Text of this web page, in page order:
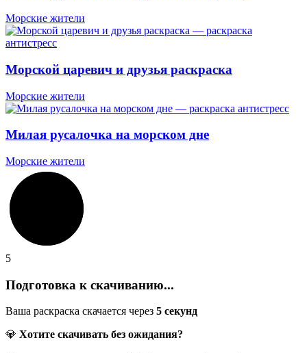
Морские жители
Морской царевич и друзья раскраска
Морские жители
Милая русалочка на морском дне
Морские жители
5
Подготовка к скачиванию...
Ваша раскраска скачается через 5 секунд
💎 Хотите скачивать без ожидания?